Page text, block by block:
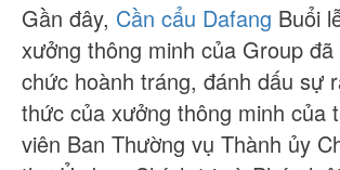
Gần đây, Cần cẩu Dafang Buổi
xưởng thông minh của Group
chức hoành tráng, đánh dấu sự
thức của xưởng thông minh của
viên Ban Thường vụ Thành ủy